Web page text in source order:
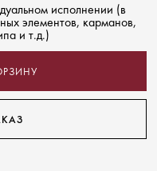
исполнении (в
элементов, карманов,
и т.д.)